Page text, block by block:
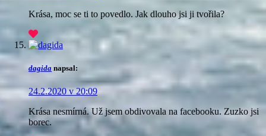
Krása, moc se ti to povedlo. Jak dlouho jsi ji tvořila?
dagida napsal:
24.2.2020 v 20:09
Krása nesmírná. Už jsem obdivovala na facebooku. Zuzko jsi
borec.